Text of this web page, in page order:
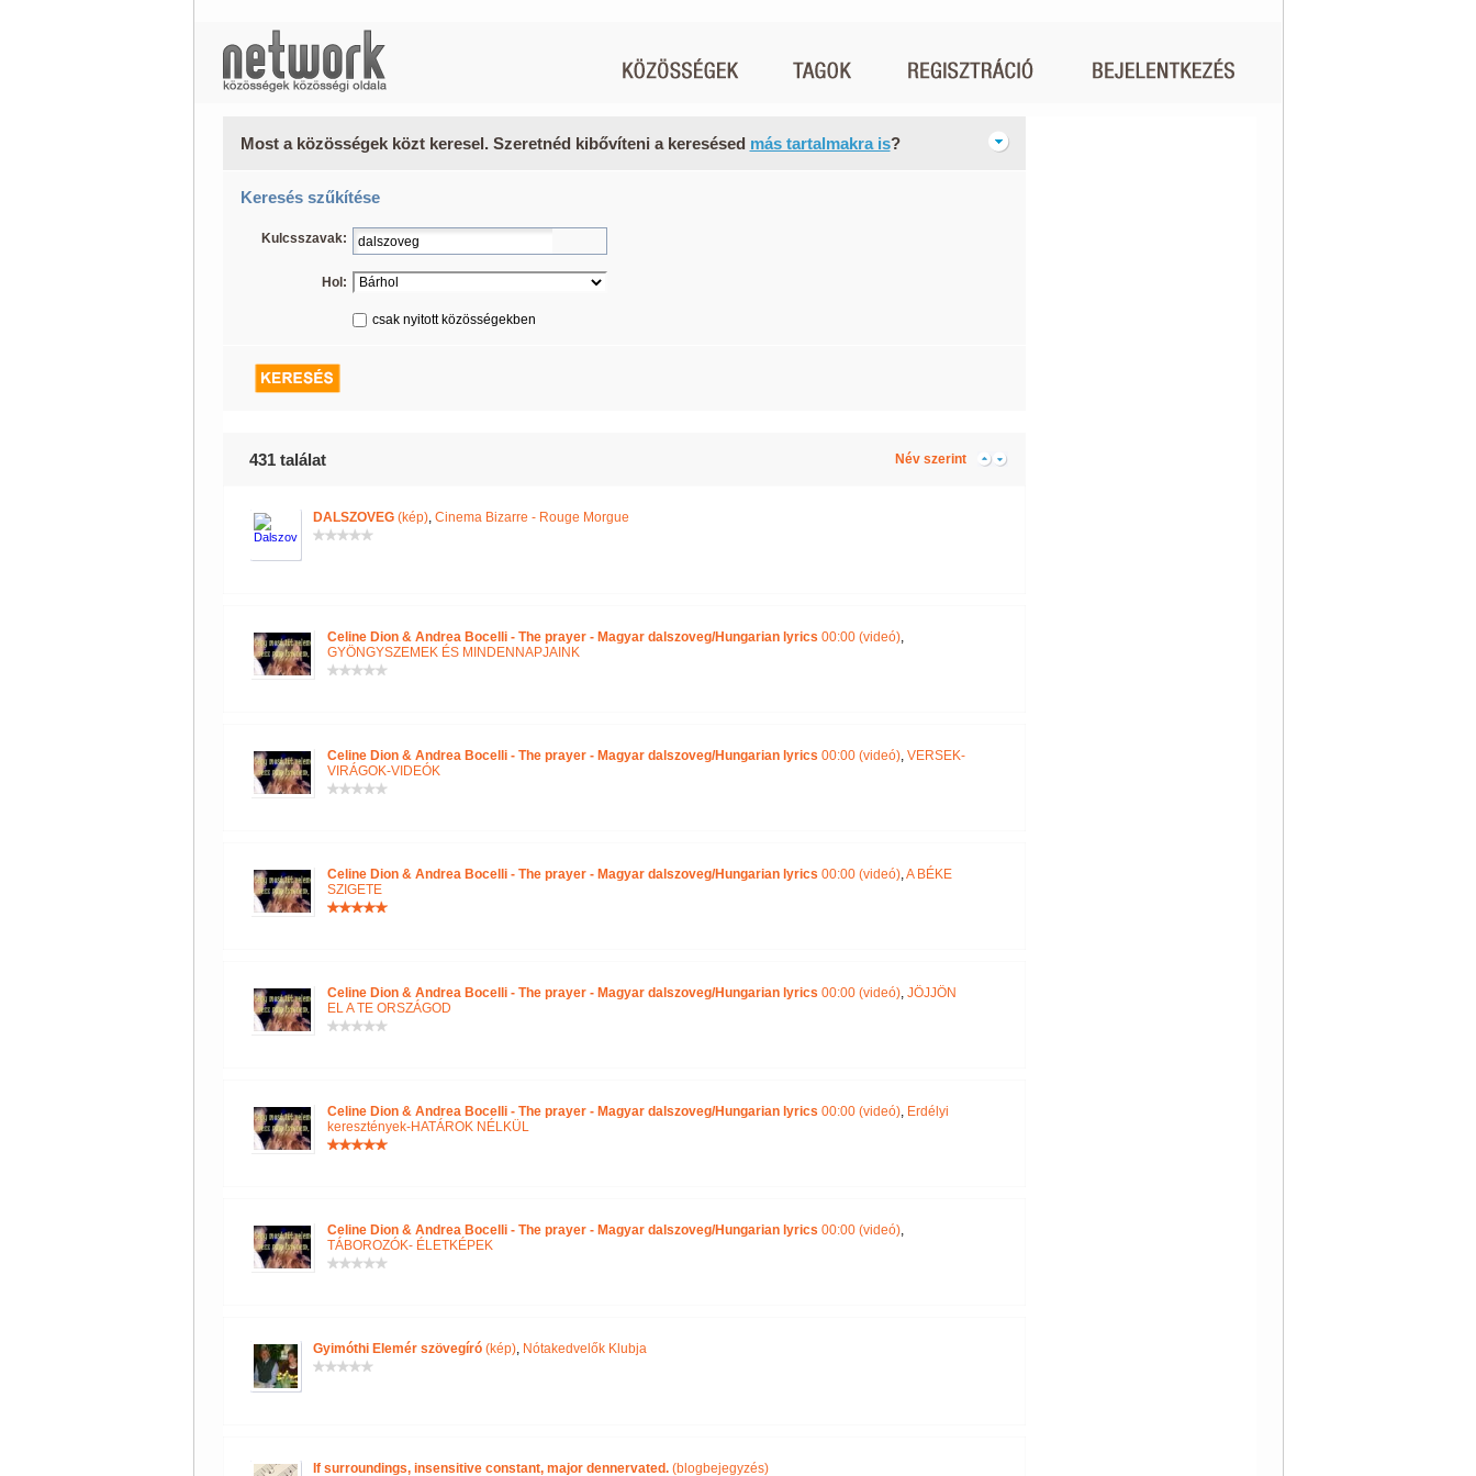
Most a közösségek közt keresel. Szeretnéd kibővíteni a keresésed más tartalmakra is?
Keresés szűkítése
Kulcsszavak:
Hol:
csak nyitott közösségekben
431 találat Név szerint
DALSZOVEG(kép), Cinema Bizarre - Rouge Morgue
Celine Dion & Andrea Bocelli - The prayer - Magyar dalszoveg/Hungarian lyrics 00:00 (videó),
GYÖNGYSZEMEK ÉS MINDENNAPJAINK
Celine Dion & Andrea Bocelli - The prayer - Magyar dalszoveg/Hungarian lyrics 00:00 (videó), VERSEK-
VIRÁGOK-VIDEÓK
Celine Dion & Andrea Bocelli - The prayer - Magyar dalszoveg/Hungarian lyrics 00:00 (videó),A BÉKE
SZIGETE
Celine Dion & Andrea Bocelli - The prayer - Magyar dalszoveg/Hungarian lyrics 00:00 (videó), JÖJJÖN
EL A TE ORSZÁGOD
Celine Dion & Andrea Bocelli - The prayer - Magyar dalszoveg/Hungarian lyrics 00:00 (videó), Erdélyi
keresztények-HATÁROK NÉLKÜL
Celine Dion & Andrea Bocelli - The prayer - Magyar dalszoveg/Hungarian lyrics 00:00 (videó),
TÁBOROZÓK- ÉLETKÉPEK
Gyimóthi Elemér szövegíró(kép), Nótakedvelők Klubja
If surroundings, insensitive constant, major dennervated. (blogbejegyzés)